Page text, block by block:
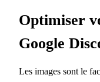
Optimiser
Google
Les images sont le